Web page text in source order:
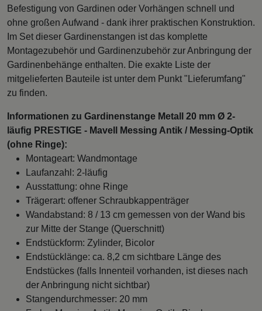
Befestigung von Gardinen oder Vorhängen schnell und
ohne großen Aufwand - dank ihrer praktischen Konstruktion.
Im Set dieser Gardinenstangen ist das komplette
Montagezubehör und Gardinenzubehör zur Anbringung der
Gardinenbehänge enthalten. Die exakte Liste der
mitgelieferten Bauteile ist unter dem Punkt "Lieferumfang"
zu finden.
Informationen zu Gardinenstange Metall 20 mm Ø 2-
läufig PRESTIGE - Mavell Messing Antik / Messing-Optik
(ohne Ringe):
Montageart: Wandmontage
Laufanzahl: 2-läufig
Ausstattung: ohne Ringe
Trägerart: offener Schraubkappenträger
Wandabstand: 8 / 13 cm gemessen von der Wand bis
zur Mitte der Stange (Querschnitt)
Endstückform: Zylinder, Bicolor
Endstücklänge: ca. 8,2 cm sichtbare Länge des
Endstückes (falls Innenteil vorhanden, ist dieses nach
der Anbringung nicht sichtbar)
Stangendurchmesser: 20 mm